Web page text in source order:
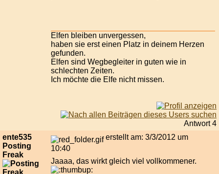
Elfen bleiben unvergessen,
haben sie erst einen Platz in deinem Herzen
gefunden.
Elfen sind Wegbegleiter in guten wie in
schlechten Zeiten.
Ich möchte die Elfe nicht missen.
Antwort 4
ente535
Posting
Freak
erstellt am: 3/3/2012 um
10:40
Jaaaa, das wirkt gleich viel vollkommener.